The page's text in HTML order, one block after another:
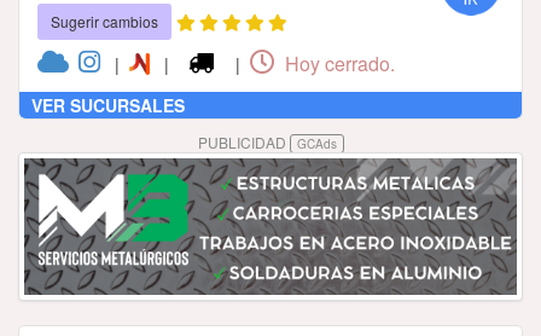
Sugerir cambios
| | | Hoy cerrado.
VER SUCURSALES
PUBLICIDAD GCAds